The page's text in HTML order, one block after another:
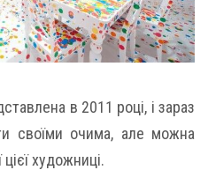
​​в 2011 році, і зараз
своїми очима, але можна
художниці.